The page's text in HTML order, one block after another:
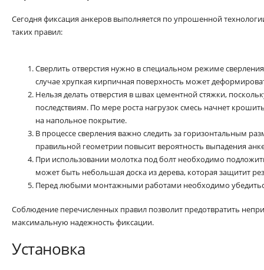
Сегодня фиксация анкеров выполняется по упрошенной
таких правил:
Сверлить отверстия нужно в специальном режиме
случае хрупкая кирпичная поверхность может
Нельзя делать отверстия в швах цементной стяжки,
последствиям. По мере роста нагрузок смесь начнет
на напольное покрытие.
В процессе сверления важно следить за горизонтальным
правильной геометрии повысит вероятность выпадения
При использовании молотка под болт необходимо
может быть небольшая доска из дерева, которая защитит
Перед любыми монтажными работами необходимо
Соблюдение перечисленных правил позволит предотвратить
максимальную надежность фиксации.
Установка